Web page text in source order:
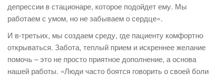
депрессии в стационаре, которое подойдет ему. Мы
работаем с умом, но не забываем о сердце».
И в-третьих, мы создаем среду, где пациенту комфортно
открываться. Забота, теплый прием и искреннее желание
помочь – это не просто приятное дополнение, а основа
нашей работы. «Люди часто боятся говорить о своей боли